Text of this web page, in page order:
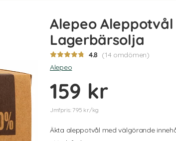
Alepeo Aleppotvål
Lagerbärsolja
4.8 (14 omdömen)
Alepeo
159 kr
Jmfpris: 795 kr/kg
Äkta aleppotvål med välgörande